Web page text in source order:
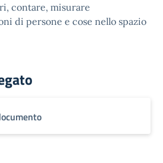
contare, misurare
di persone e cose nello spazio